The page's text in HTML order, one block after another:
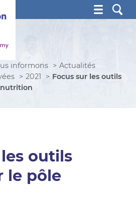
Saint-Martin, Saint
informons
Actualités
2021
Focus sur les outils
outils
le pôle